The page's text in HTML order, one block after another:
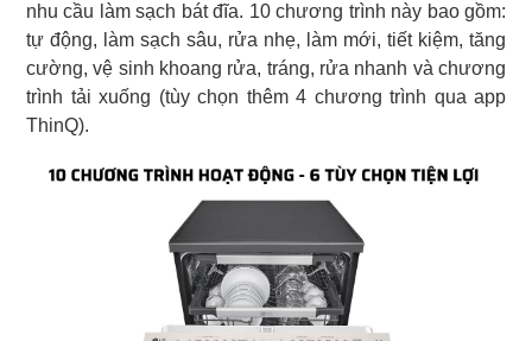
nhu cầu làm sạch bát đĩa. 10 chương trình này bao gồm:
tự động, làm sạch sâu, rửa nhẹ, làm mới, tiết kiệm, tăng
cường, vệ sinh khoang rửa, tráng, rửa nhanh và chương
trình tải xuống (tùy chọn thêm 4 chương trình qua app
ThinQ).